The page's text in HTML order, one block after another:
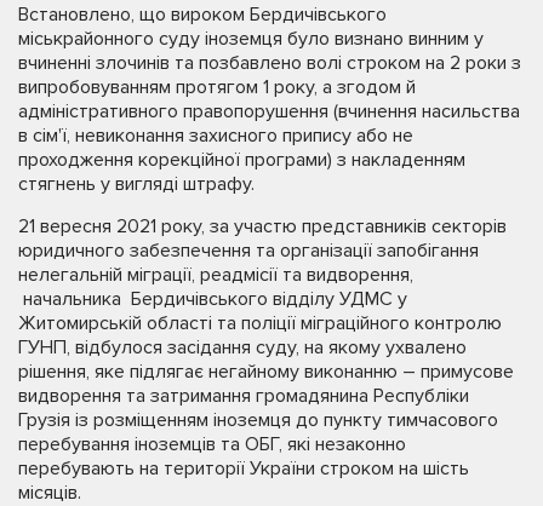
Встановлено, що вироком Бердичівського
міськрайонного суду іноземця було визнано винним у
вчиненні злочинів та позбавлено волі строком на 2 роки з
випробовуванням протягом 1 року, а згодом й
адміністративного правопорушення (вчинення насильства
в сім'ї, невиконання захисного припису або не
проходження корекційної програми) з накладенням
стягнень у вигляді штрафу.
21 вересня 2021 року, за участю представників секторів
юридичного забезпечення та організації запобігання
нелегальній міграції, реадмісії та видворення,
начальника Бердичівського відділу УДМС у
Житомирській області та поліції міграційного контролю
ГУНП, відбулося засідання суду, на якому ухвалено
рішення, яке підлягає негайному виконанню – примусове
видворення та затримання громадянина Республіки
Грузія із розміщенням іноземця до пункту тимчасового
перебування іноземців та ОБГ, які незаконно
перебувають на території України строком на шість
місяців.